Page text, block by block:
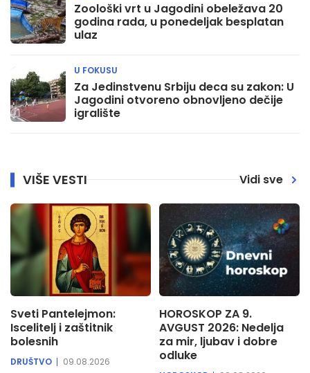
Zoološki vrt u Jagodini obeležava 20
godina rada, u ponedeljak besplatan
ulaz
Za Jedinstvenu Srbiju deca su zakon: U
Jagodini otvoreno obnovljeno dečije
igralište
U FOKUSU
VIŠE VESTI Vidi sve
Sveti Pantelejmon:
Iscelitelj i zaštitnik
bolesnih
DRUŠTVO 09.08.2026
HOROSKOP ZA 9.
AVGUST 2026: Nedelja
za mir, ljubav i dobre
odluke